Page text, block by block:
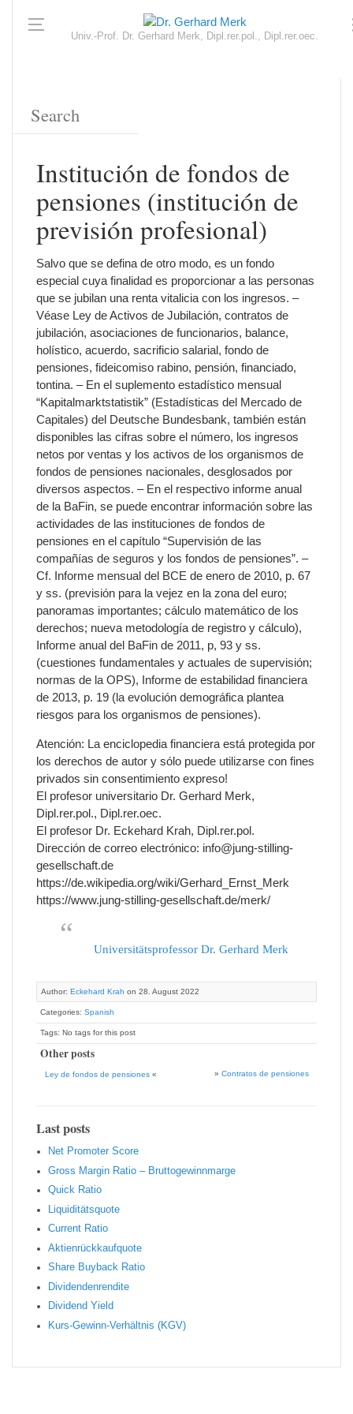
Univ.-Prof. Dr. Gerhard Merk, Dipl.rer.pol., Dipl.rer.oec.
Institución de fondos de
pensiones (institución de
previsión profesional)
Salvo que se defina de otro modo, es un fondo
especial cuya finalidad es proporcionar a las personas
que se jubilan una renta vitalicia con los ingresos. –
Véase Ley de Activos de Jubilación, contratos de
jubilación, asociaciones de funcionarios, balance,
holístico, acuerdo, sacrificio salarial, fondo de
pensiones, fideicomiso rabino, pensión, financiado,
tontina. – En el suplemento estadístico mensual
“Kapitalmarktstatistik” (Estadísticas del Mercado de
Capitales) del Deutsche Bundesbank, también están
disponibles las cifras sobre el número, los ingresos
netos por ventas y los activos de los organismos de
fondos de pensiones nacionales, desglosados por
diversos aspectos. – En el respectivo informe anual
de la BaFin, se puede encontrar información sobre las
actividades de las instituciones de fondos de
pensiones en el capítulo “Supervisión de las
compañías de seguros y los fondos de pensiones”. –
Cf. Informe mensual del BCE de enero de 2010, p. 67
y ss. (previsión para la vejez en la zona del euro;
panoramas importantes; cálculo matemático de los
derechos; nueva metodología de registro y cálculo),
Informe anual del BaFin de 2011, p, 93 y ss.
(cuestiones fundamentales y actuales de supervisión;
normas de la OPS), Informe de estabilidad financiera
de 2013, p. 19 (la evolución demográfica plantea
riesgos para los organismos de pensiones).
Atención: La enciclopedia financiera está protegida por
los derechos de autor y sólo puede utilizarse con fines
privados sin consentimiento expreso!
El profesor universitario Dr. Gerhard Merk,
Dipl.rer.pol., Dipl.rer.oec.
El profesor Dr. Eckehard Krah, Dipl.rer.pol.
Dirección de correo electrónico: info@jung-stilling-
gesellschaft.de
https://de.wikipedia.org/wiki/Gerhard_Ernst_Merk
https://www.jung-stilling-gesellschaft.de/merk/
Universitätsprofessor Dr. Gerhard Merk
Author: Eckehard Krah on 28. August 2022
Categories: Spanish
Tags: No tags for this post
Other posts
Ley de fondos de pensiones « » Contratos de pensiones
Last posts
Net Promoter Score
Gro ss Margin Ratio – Bruttogewinnmarge
Quic k Ratio
Liquiditätsquote
Current Ratio
Aktienrückkaufquote
Sha re Buyback Ratio
Dividendenrendite
Dividend Yield
Kurs-Gewinn-Verhältnis (KGV)